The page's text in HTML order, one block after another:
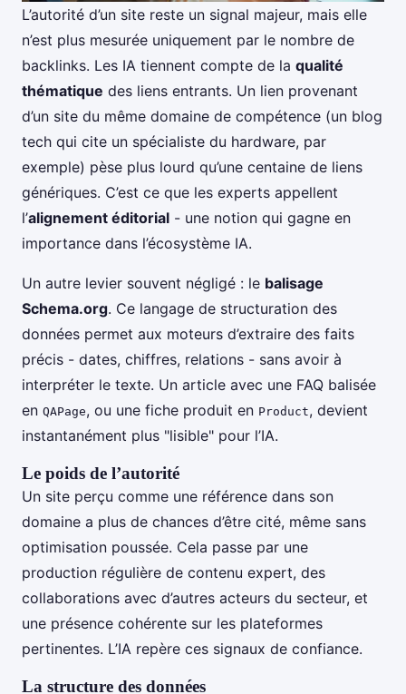
L’autorité d’un site reste un signal majeur, mais elle
n’est plus mesurée uniquement par le nombre de
backlinks. Les IA tiennent compte de la qualité
thématique des liens entrants. Un lien provenant
d’un site du même domaine de compétence (un blog
tech qui cite un spécialiste du hardware, par
exemple) pèse plus lourd qu’une centaine de liens
génériques. C’est ce que les experts appellent
l’alignement éditorial - une notion qui gagne en
importance dans l’écosystème IA.
Un autre levier souvent négligé : le balisage
Schema.org. Ce langage de structuration des
données permet aux moteurs d’extraire des faits
précis - dates, chiffres, relations - sans avoir à
interpréter le texte. Un article avec une FAQ balisée
en QAPage, ou une fiche produit en Product, devient
instantanément plus "lisible" pour l’IA.
Le poids de l’autorité
Un site perçu comme une référence dans son
domaine a plus de chances d’être cité, même sans
optimisation poussée. Cela passe par une
production régulière de contenu expert, des
collaborations avec d’autres acteurs du secteur, et
une présence cohérente sur les plateformes
pertinentes. L’IA repère ces signaux de confiance.
La structure des données